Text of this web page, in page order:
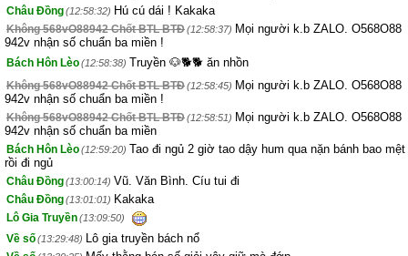
Châu Đồng(12:58:32) Hú cú dái ! Kakaka
Không 568vO88942 Chốt BTL BTĐ(12:58:37) Mọi người k.b ZALO. O568O88
942v nhận số chuẩn ba miền !
Bách Hôn Lèo(12:58:38) Truyền 🐶🐕🐕 ăn nhồn
Không 568vO88942 Chốt BTL BTĐ(12:58:45) Mọi người k.b ZALO. O568O88
942v nhận số chuẩn ba miền !
Không 568vO88942 Chốt BTL BTĐ(12:58:51) Mọi người k.b ZALO. O568O88
942v nhận số chuẩn ba miền
Bách Hôn Lèo(12:59:20) Tao đi ngủ 2 giờ tao dậy hum qua nặn bánh bao mệt
rồi đi ngủ
Châu Đồng(13:00:14) Vũ. Văn Bình. Cíu tui đi
Châu Đồng(13:01:01) Kakaka
Lô Gia Truyền(13:09:50)
Về số(13:29:48) Lô gia truyền bách nổ